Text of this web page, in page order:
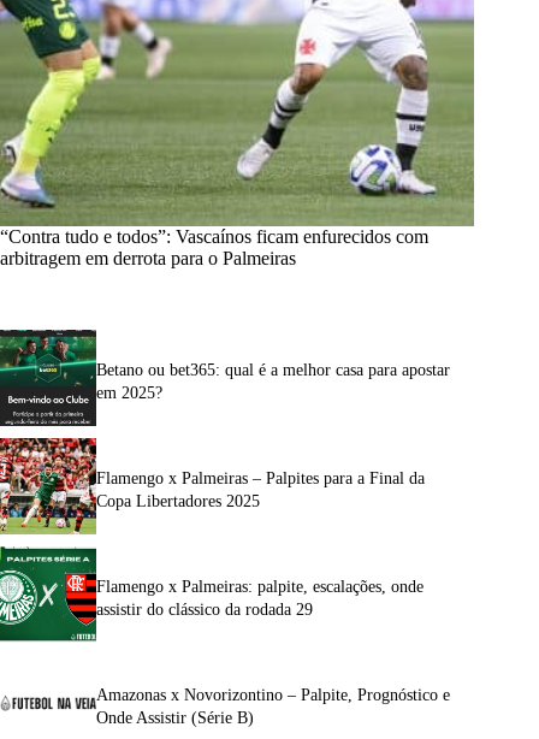
“Contra tudo e todos”: Vascaínos ficam enfurecidos com
arbitragem em derrota para o Palmeiras
Betano ou bet365: qual é a melhor casa para apostar
em 2025?
Flamengo x Palmeiras – Palpites para a Final da
Copa Libertadores 2025
Flamengo x Palmeiras: palpite, escalações, onde
assistir do clássico da rodada 29
Amazonas x Novorizontino – Palpite, Prognóstico e
Onde Assistir (Série B)